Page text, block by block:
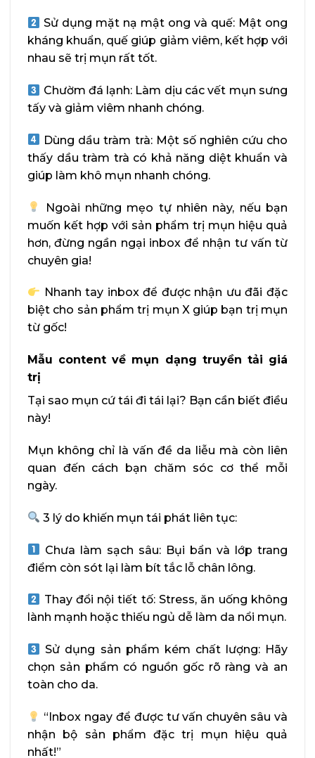
Sử dụng mặt nạ mật ong và quế: Mật ong
kháng khuẩn, quế giúp giảm viêm, kết hợp với
nhau sẽ trị mụn rất tốt.
Chườm đá lạnh: Làm dịu các vết mụn sưng
tấy và giảm viêm nhanh chóng.
Dùng dầu tràm trà: Một số nghiên cứu cho
thấy dầu tràm trà có khả năng diệt khuẩn và
giúp làm khô mụn nhanh chóng.
Ngoài những mẹo tự nhiên này, nếu bạn
muốn kết hợp với sản phẩm trị mụn hiệu quả
hơn, đừng ngần ngại inbox để nhận tư vấn từ
chuyên gia!
Nhanh tay inbox để được nhận ưu đãi đặc
biệt cho sản phẩm trị mụn X giúp bạn trị mụn
từ gốc!
Mẫu content về mụn dạng truyền tải giá
trị
Tại sao mụn cứ tái đi tái lại? Bạn cần biết điều
này!
Mụn không chỉ là vấn đề da liễu mà còn liên
quan đến cách bạn chăm sóc cơ thể mỗi
ngày.
3 lý do khiến mụn tái phát liên tục:
Chưa làm sạch sâu: Bụi bẩn và lớp trang
điểm còn sót lại làm bít tắc lỗ chân lông.
Thay đổi nội tiết tố: Stress, ăn uống không
lành mạnh hoặc thiếu ngủ dễ làm da nổi mụn.
Sử dụng sản phẩm kém chất lượng: Hãy
chọn sản phẩm có nguồn gốc rõ ràng và an
toàn cho da.
“Inbox ngay để được tư vấn chuyên sâu và
nhận bộ sản phẩm đặc trị mụn hiệu quả
nhất!”